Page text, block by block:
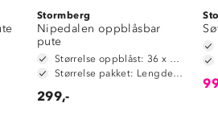
Stormberg
Nipedalen oppblåsbar
pute
299,-